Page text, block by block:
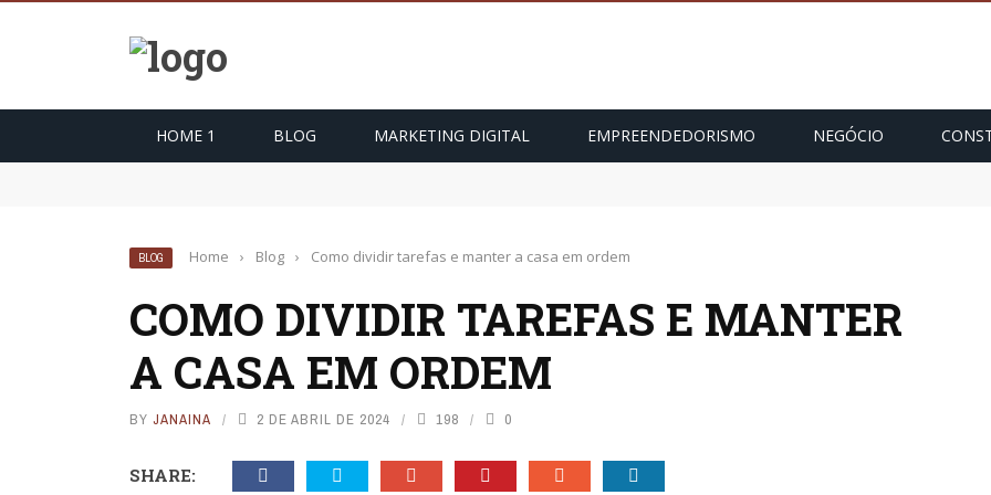
HOME 1 BLOG MARKETING DIGITAL EMPREENDEDORISMO NEGÓCIO
BLOG Home › Blog › Como dividir tarefas e manter a casa em ordem
COMO DIVIDIR TAREFAS E MANTER
A CASA EM ORDEM
BY JANAINA 2 DE ABRIL DE 2024 198 0
SHARE: